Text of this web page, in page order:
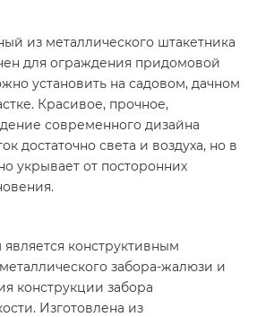
из металлического штакетника
для ограждения придомовой
установить на садовом, дачном
Красивое, прочное,
современного дизайна
достаточно света и воздуха, но в
укрывает от посторонних
является конструктивным
забора-жалюзи и
конструкции забора
Изготовлена из